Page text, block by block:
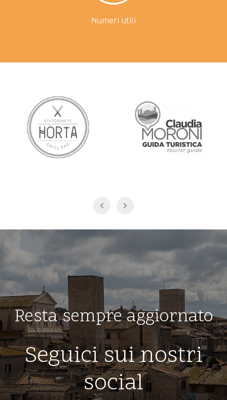
Numeri utili
Resta sempre aggiornato
Seguici sui nostri
social